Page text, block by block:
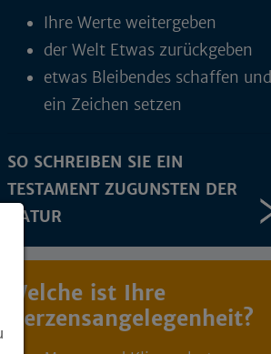
Ihre Werte weitergeben
der Welt Etwas zurückgeben
etwas Bleibendes schaffen und
ein Zeichen setzen
SO SCHREIBEN SIE EIN
TESTAMENT ZUGUNSTEN DER
NATUR
Welche ist Ihre
Herzensangelegenheit?